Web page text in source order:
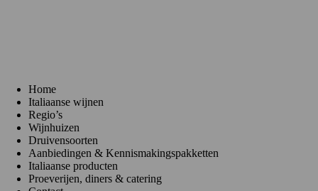
Home
Italiaanse wijnen
Regio’s
Wijnhuizen
Druivensoorten
Aanbiedingen & Kennismakingspakketten
Italiaanse producten
Proeverijen, diners & catering